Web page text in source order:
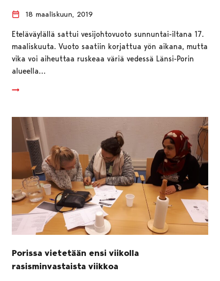
18 maaliskuun, 2019
Eteläväylällä sattui vesijohtovuoto sunnuntai-iltana 17.
maaliskuuta. Vuoto saatiin korjattua yön aikana, mutta
vika voi aiheuttaa ruskeaa väriä vedessä Länsi-Porin
alueella…
Porissa vietetään ensi viikolla
rasisminvastaista viikkoa